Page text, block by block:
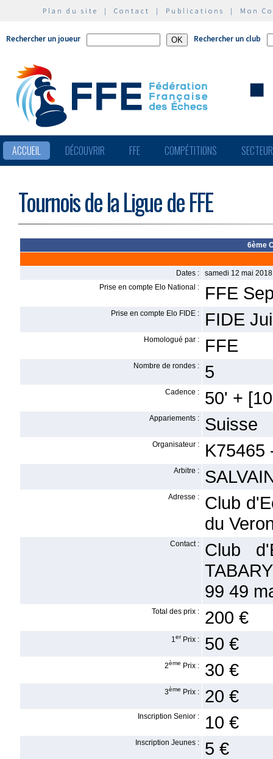
Plan du site | Contact | Publications | Mon
Rechercher un joueur Rechercher un club
ACCUEIL DÉCOUVRIR FFE COMPÉTITIONS
Tournois de la Ligue de FFE
6ème
Dates :
samedi 12 mai
Prise en compte Elo National :
FFE
Prise en compte Elo FIDE : FIDE
Homologué par : FFE
Nombre de rondes : 5
Cadence : 50' +
Appariements : Suisse
Organisateur : K75465
Arbitre :
Adresse :
Club
du
Contact :
Club
99 49
Total des prix : 200 €
1er Prix : 50 €
2ème Prix : 30 €
3ème Prix : 20 €
Inscription Senior : 10 €
Inscription Jeunes : 5 €